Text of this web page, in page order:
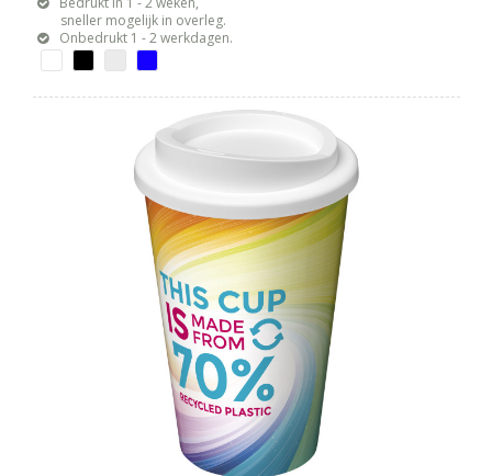
sneller mogelijk in overleg.
Onbedrukt 1 - 2 werkdagen.